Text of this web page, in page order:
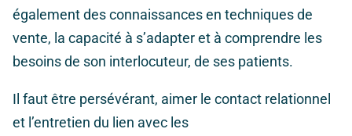
également des connaissances en techniques de
vente, la capacité à s’adapter et à comprendre les
besoins de son interlocuteur, de ses patients.
Il faut être persévérant, aimer le contact relationnel
et l’entretien du lien avec les